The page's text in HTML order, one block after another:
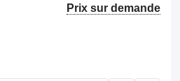
Prix sur demande